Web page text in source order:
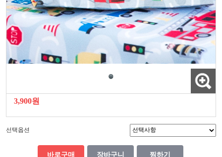
3,900원
선택옵션
바로구매 장바구니 찜하기